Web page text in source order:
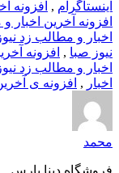
اینستاگرام , افزونه
افزونه آخرین اخبار
اخبار و مطالب زد
نیوز صبا , افزونه
اخبار و مطالب زد
اخبار , افزونه ی
محمد
فروشگاه دینا پارس